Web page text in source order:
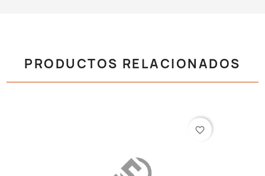
PRODUCTOS RELACIONADOS
favorite_border